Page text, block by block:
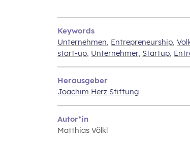
Keywords
Unternehmen, Entrepreneurship,
start-up, Unternehmer, Startup,
Herausgeber
Joachim Herz Stiftung
Autor*in
Matthias Völkl